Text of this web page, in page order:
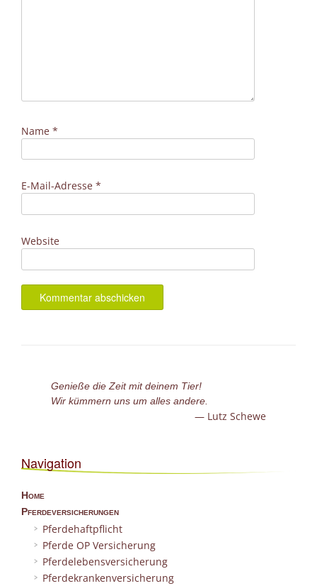
Name *
E-Mail-Adresse *
Website
Genieße die Zeit mit deinem Tier!
Wir kümmern uns um alles andere.
Lutz Schewe
Navigation
Home
Pferdeversicherungen
Pferdehaftpflicht
Pferde OP Versicherung
Pferdelebensversicherung
Pferdekrankenversicherung